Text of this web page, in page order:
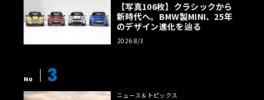
【写真106枚】クラシックから
新時代へ。BMW製MINI、25年
のデザイン進化を辿る
2026 8/3
No 3
ニュース＆トピックス